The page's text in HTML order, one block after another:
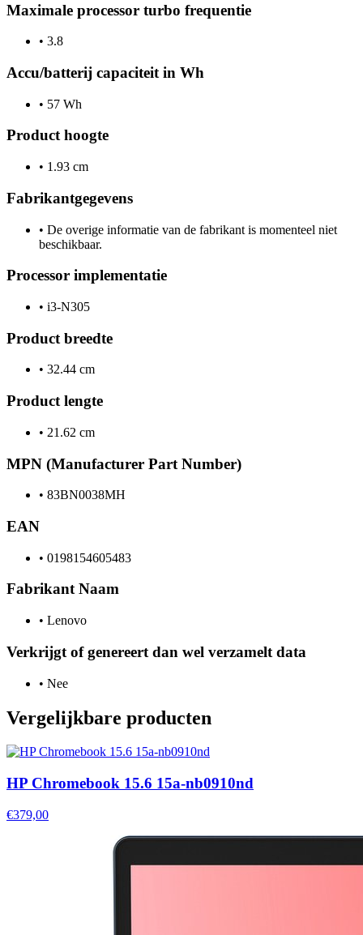
Maximale processor turbo frequentie
• 3.8
Accu/batterij capaciteit in Wh
• 57 Wh
Product hoogte
• 1.93 cm
Fabrikantgegevens
• De overige informatie van de fabrikant is momenteel niet
beschikbaar.
Processor implementatie
• i3-N305
Product breedte
• 32.44 cm
Product lengte
• 21.62 cm
MPN (Manufacturer Part Number)
• 83BN0038MH
EAN
• 0198154605483
Fabrikant Naam
• Lenovo
Verkrijgt of genereert dan wel verzamelt data
• Nee
Vergelijkbare producten
HP Chromebook 15.6 15a-nb0910nd
€379,00